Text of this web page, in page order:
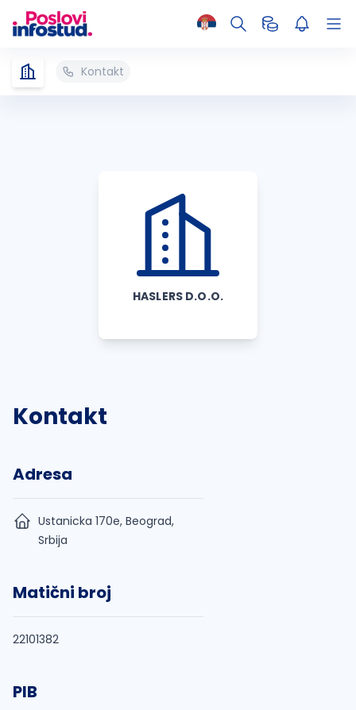
Kontakt
HASLERS D.O.O.
Kontakt
Adresa
Ustanicka 170e, Beograd,
Srbija
Matični broj
22101382
PIB